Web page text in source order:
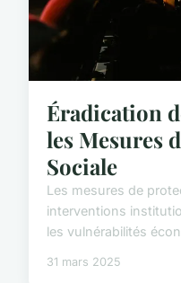
Éradication
les Mesures
Sociale
Les mesures de
interventions
les vulnérabilités
31 mars 2025